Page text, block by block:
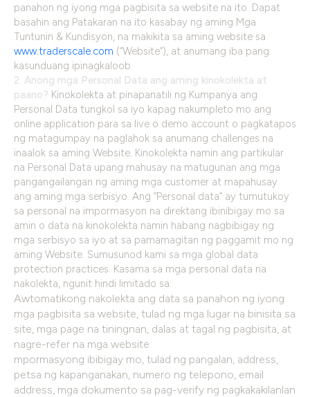
panahon ng iyong mga pagbisita sa website na ito. Dapat
basahin ang Patakaran na ito kasabay ng aming Mga
Tuntunin & Kundisyon, na makikita sa aming website sa
www.traderscale.com (“Website”), at anumang iba pang
kasunduang ipinagkaloob.
2. Anong mga Personal Data ang aming kinokolekta at
paano? Kinokolekta at pinapanatili ng Kumpanya ang
Personal Data tungkol sa iyo kapag nakumpleto mo ang
online application para sa live o demo account o pagkatapos
ng matagumpay na paglahok sa anumang challenges na
inaalok sa aming Website. Kinokolekta namin ang partikular
na Personal Data upang mahusay na matugunan ang mga
pangangailangan ng aming mga customer at mapahusay
ang aming mga serbisyo. Ang “Personal data” ay tumutukoy
sa personal na impormasyon na direktang ibinibigay mo sa
amin o data na kinokolekta namin habang nagbibigay ng
mga serbisyo sa iyo at sa pamamagitan ng paggamit mo ng
aming Website. Sumusunod kami sa mga global data
protection practices. Kasama sa mga personal data na
nakolekta, ngunit hindi limitado sa:
Awtomatikong nakolekta ang data sa panahon ng iyong
mga pagbisita sa website, tulad ng mga lugar na binisita sa
site, mga page na tiningnan, dalas at tagal ng pagbisita, at
nagre-refer na mga website.
mpormasyong ibibigay mo, tulad ng pangalan, address,
petsa ng kapanganakan, numero ng telepono, email
address, mga dokumento sa pag-verify ng pagkakakilanlan